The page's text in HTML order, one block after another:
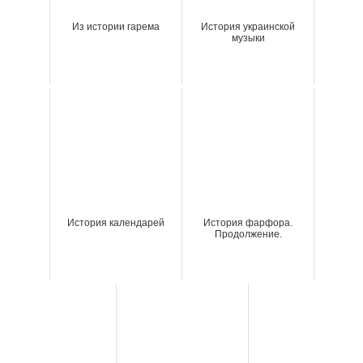
Из истории гарема
История украинской
музыки
История календарей
История фарфора.
Продолжение.